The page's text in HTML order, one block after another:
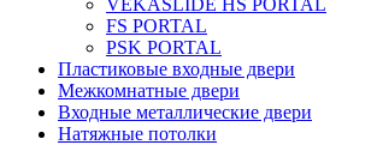
VEKASLIDE HS PORTAL
FS PORTAL
PSK PORTAL
Пластиковые входные двери
Межкомнатные двери
Входные металлические двери
Натяжные потолки